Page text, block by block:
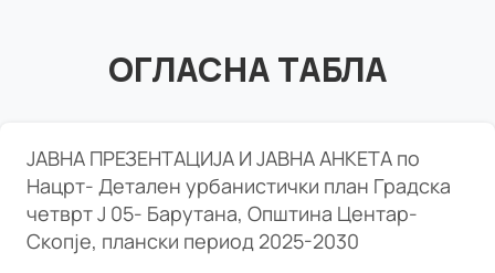
ОГЛАСНА ТАБЛА
ЈАВНА ПРЕЗЕНТАЦИЈА И ЈАВНА АНКЕТА по
Нацрт- Детален урбанистички план Градска
четврт Ј 05- Барутана, Општина Центар-
Скопје, плански период 2025-2030